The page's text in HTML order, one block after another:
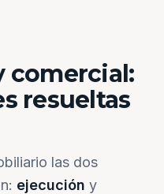
comercial:
resueltas
las dos
ejecución y